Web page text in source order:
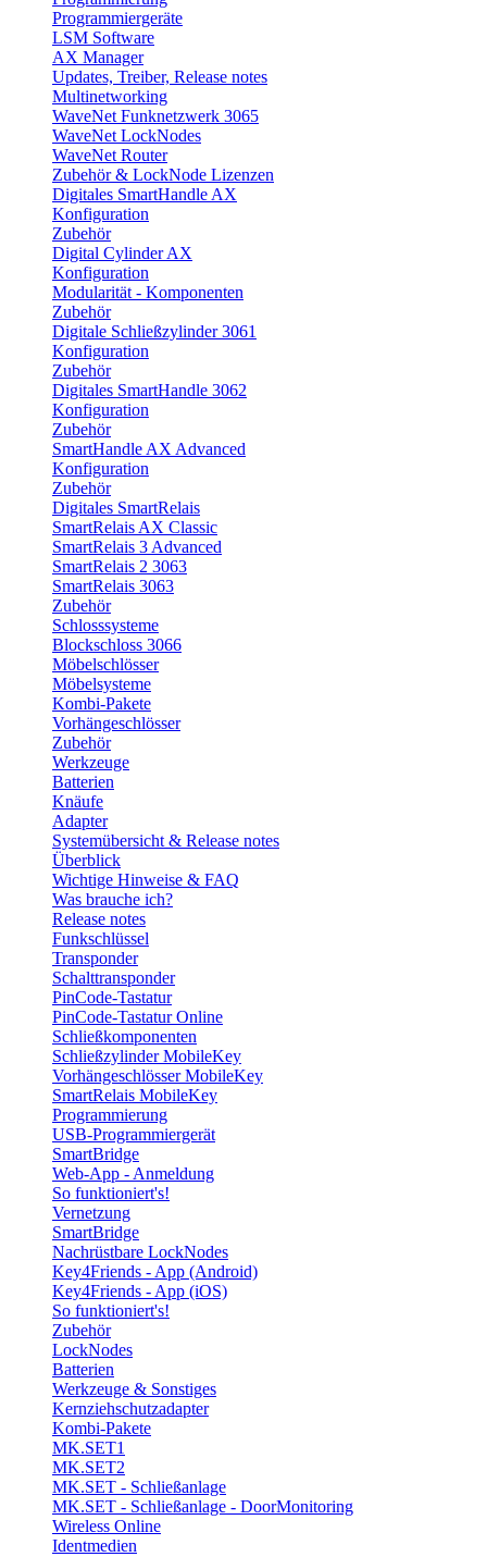
Programmiergeräte
LSM Software
AX Manager
Updates, Treiber, Release notes
Multinetworking
WaveNet Funknetzwerk 3065
WaveNet LockNodes
WaveNet Router
Zubehör & LockNode Lizenzen
Digitales SmartHandle AX
Konfiguration
Zubehör
Digital Cylinder AX
Konfiguration
Modularität - Komponenten
Zubehör
Digitale Schließzylinder 3061
Konfiguration
Zubehör
Digitales SmartHandle 3062
Konfiguration
Zubehör
SmartHandle AX Advanced
Konfiguration
Zubehör
Digitales SmartRelais
SmartRelais AX Classic
SmartRelais 3 Advanced
SmartRelais 2 3063
SmartRelais 3063
Zubehör
Schlosssysteme
Blockschloss 3066
Möbelschlösser
Möbelsysteme
Kombi-Pakete
Vorhängeschlösser
Zubehör
Werkzeuge
Batterien
Knäufe
Adapter
Systemübersicht & Release notes
Überblick
Wichtige Hinweise & FAQ
Was brauche ich?
Release notes
Funkschlüssel
Transponder
Schalttransponder
PinCode-Tastatur
PinCode-Tastatur Online
Schließkomponenten
Schließzylinder MobileKey
Vorhängeschlösser MobileKey
SmartRelais MobileKey
Programmierung
USB-Programmiergerät
SmartBridge
Web-App - Anmeldung
So funktioniert's!
Vernetzung
SmartBridge
Nachrüstbare LockNodes
Key4Friends - App (Android)
Key4Friends - App (iOS)
So funktioniert's!
Zubehör
LockNodes
Batterien
Werkzeuge & Sonstiges
Kernziehschutzadapter
Kombi-Pakete
MK.SET1
MK.SET2
MK.SET - Schließanlage
MK.SET - Schließanlage - DoorMonitoring
Wireless Online
Identmedien